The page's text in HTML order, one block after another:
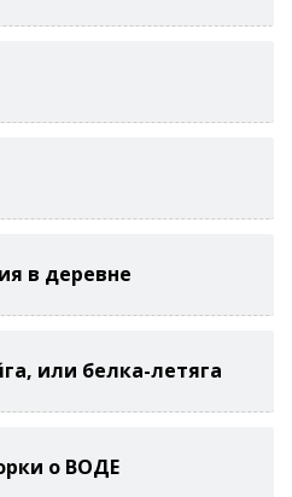
в деревне
или белка-летяга
о ВОДЕ